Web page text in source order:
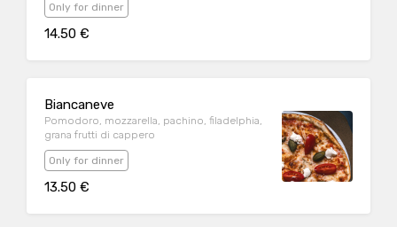
Only for dinner
14.50 €
Biancaneve
Pomodoro, mozzarella, pachino, filadelphia,
grana frutti di cappero
Only for dinner
13.50 €